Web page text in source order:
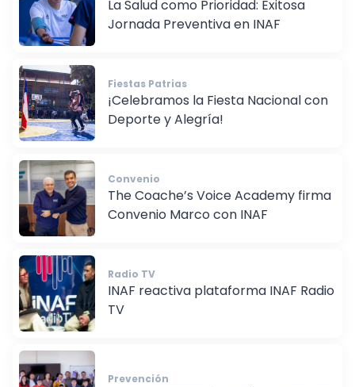
La Salud como Prioridad: Exitosa
Fiestas Patrias
¡Celebramos la Fiesta Nacional con
Deporte y Alegría!
Convenio
The Coache’s Voice Academy firma
Radio TV
INAF reactiva plataforma INAF Radio